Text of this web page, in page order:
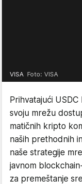
VISA Foto: VISA
Prihvatajući
svoju mrežu
matičnih kripto
naših prethodnih
naše strategije
javnom
za premeštanje